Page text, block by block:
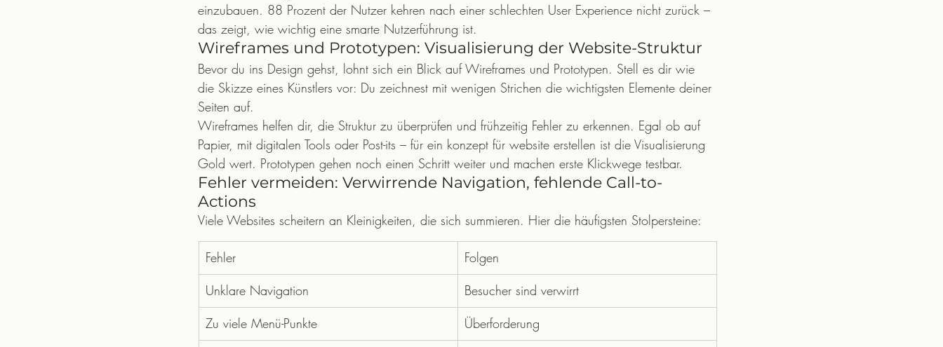
einzubauen. 88 Prozent der Nutzer kehren nach einer schlechten User Experience nicht zurück –
das zeigt, wie wichtig eine smarte Nutzerführung ist.
Wireframes und Prototypen: Visualisierung der Website-Struktur
Bevor du ins Design gehst, lohnt sich ein Blick auf Wireframes und Prototypen. Stell es dir wie
die Skizze eines Künstlers vor: Du zeichnest mit wenigen Strichen die wichtigsten Elemente deiner
Seiten auf.
Wireframes helfen dir, die Struktur zu überprüfen und frühzeitig Fehler zu erkennen. Egal ob auf
Papier, mit digitalen Tools oder Post-its – für ein konzept für website erstellen ist die Visualisierung
Gold wert. Prototypen gehen noch einen Schritt weiter und machen erste Klickwege testbar.
Fehler vermeiden: Verwirrende Navigation, fehlende Call-to-
Actions
Viele Websites scheitern an Kleinigkeiten, die sich summieren. Hier die häufigsten Stolpersteine:
Fehler
Folgen
Unklare Navigation
Besucher sind verwirrt
Zu viele Menü-Punkte
Überforderung